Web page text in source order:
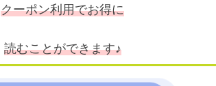
クーポン利用でお得に
読むことができます♪